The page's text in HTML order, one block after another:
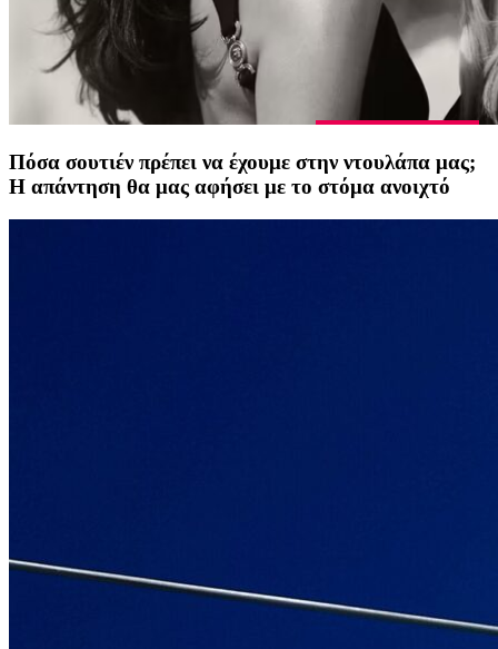
Πόσα σουτιέν πρέπει να έχουμε στην ντουλάπα μας;
Η απάντηση θα μας αφήσει με το στόμα ανοιχτό